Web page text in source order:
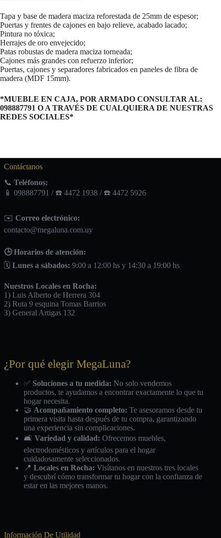
Tapa y base de madera maciza reforestada de 25mm de espesor;
Puertas y frentes de cajones en bajo relieve, acabado lacado;
Pintura no tóxica;
Herrajes de oro envejecido;
Patas robustas de madera maciza torneada;
Cajones más grandes con refuerzo inferior;
Puertas, cajones y separadores fabricados en paneles de fibra de
madera (MDF 15mm).
*MUEBLE EN CAJA, POR ARMADO CONSULTAR AL:
098887791 O A TRAVÉS DE CUALQUIERA DE NUESTRAS
REDES SOCIALES*
Contáctanos
📞 Teléfonos:
📱 098887791 / ☎️ 4472 1938 / ☎️ 4472 5926
✉️ Correo electrónico:
contacto@megaluna.com.uy
🕒 Horarios de atención:
🗓️ Lunes a sábados: 9:00 a 12:00 hs y 14:30 a 19:00 hs
Nuestros Locales en Rocha:
1) Luis Alberto de Herrera 304
2) Ruta 9 esquina Tomas Barrios
3) General Artigas 132
¿Por qué elegir MegaLuna?
✅ Soluciones a tu medida: No solo vendemos
productos, te ayudamos a encontrar exactamente lo que tu
hogar necesita.
🤝 Acompañamiento completo: Te asesoramos desde tu
primera visita hasta después de tu compra, garantizando
una experiencia sin complicaciones.
🛋️ Variedad y calidad: Ofrecemos muebles,
electrodomésticos y artículos para el hogar
cuidadosamente seleccionados.
📍 Locales en Rocha: Visítanos en nuestros tres locales
y descubrí cómo transformar tu hogar con la confianza de
estar en las mejores manos.
Información De Utilidad